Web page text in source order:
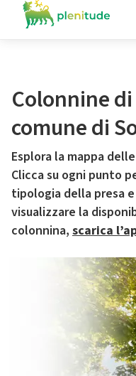
Colonnine
comune di
Esplora la mappa
Clicca su ogni punto
tipologia della presa e
visualizzare la
colonnina, scarica